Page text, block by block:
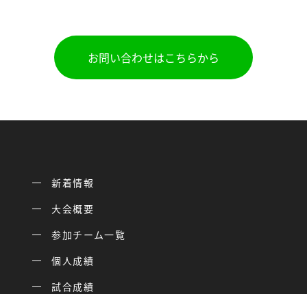
お問い合わせはこちらから
新着情報
大会概要
参加チーム一覧
個人成績
試合成績